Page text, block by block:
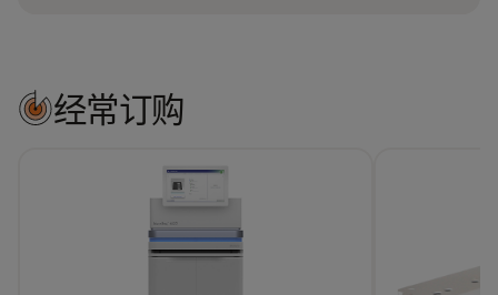
订阅Illumina Connected Analytics和iCredits
用于云分析，或者
（不包括数据存储）
Illumina UMI DNA/RNA UD v3 Indexes Set
Custom Enrichment Panel v2 is a 120 bp, double-
hybridization capture.
经常订购